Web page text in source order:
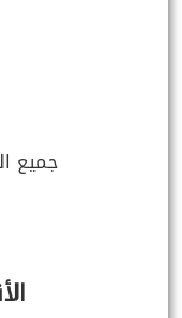
جميع